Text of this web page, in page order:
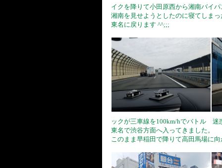
イクを降りて小田原西から湘南バイパ
湘南を見せようとしたのに寝てしまっ
東名に戻ります ^^;;;
ックが三車線を100km/hでバトル 迷
東名で渋谷方面へ入ってきました。
このまま早稲田で降りて高田馬場に